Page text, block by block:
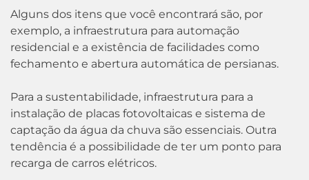
Alguns dos itens que você encontrará são, por
exemplo, a infraestrutura para automação
residencial e a existência de facilidades como
fechamento e abertura automática de persianas.
Para a sustentabilidade, infraestrutura para a
instalação de placas fotovoltaicas e sistema de
captação da água da chuva são essenciais. Outra
tendência é a possibilidade de ter um ponto para
recarga de carros elétricos.